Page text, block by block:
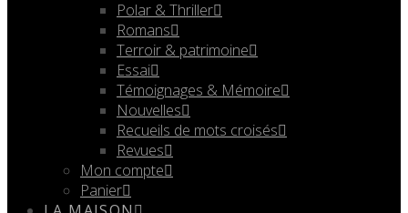
Polar & Thriller
Romans
Terroir & patrimoine
Essai
Témoignages & Mémoire
Nouvelles
Recueils de mots croisés
Revues
Mon compte
Panier